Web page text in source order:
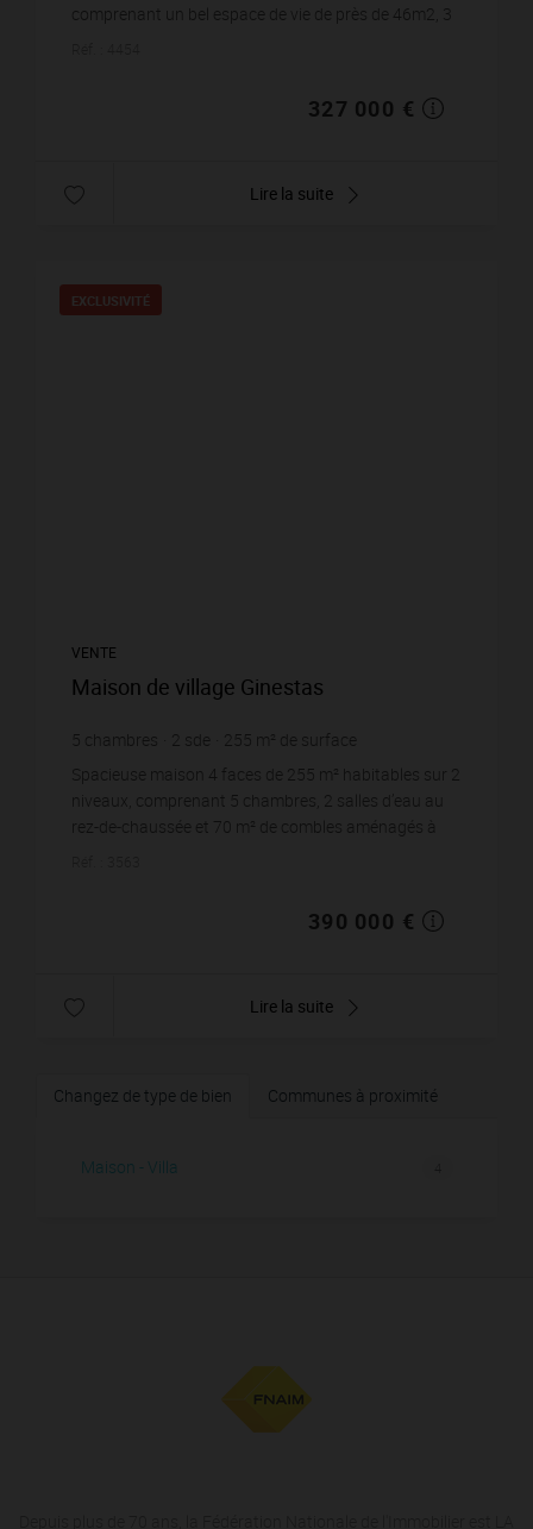
comprenant un bel espace de vie de près de 46m2, 3
327 000 €
Lire la suite
EXCLUSIVITÉ
VENTE
Maison de village Ginestas
5 chambres 2 sde 255 m² de surface
m² de terrain 1 529,41 € prix / m²
Spacieuse maison 4 faces de 255 m² habitables sur 2
niveaux, comprenant 5 chambres, 2 salles d’eau au
rez-de-chaussée et 70 m² de combles aménagés à
390 000 €
Lire la suite
Changez de type de bien Communes à proximité
Maison - Villa